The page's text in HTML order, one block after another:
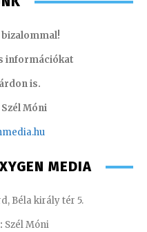
információkat
is.
Móni
MEDIA
Béla király tér 5.
Szél Móni